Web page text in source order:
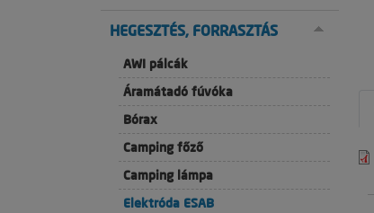
HEGESZTÉS, FORRASZTÁS
AWI pálcák
Áramátadó fúvóka
Bórax
Camping főző
Camping lámpa
Elektróda ESAB